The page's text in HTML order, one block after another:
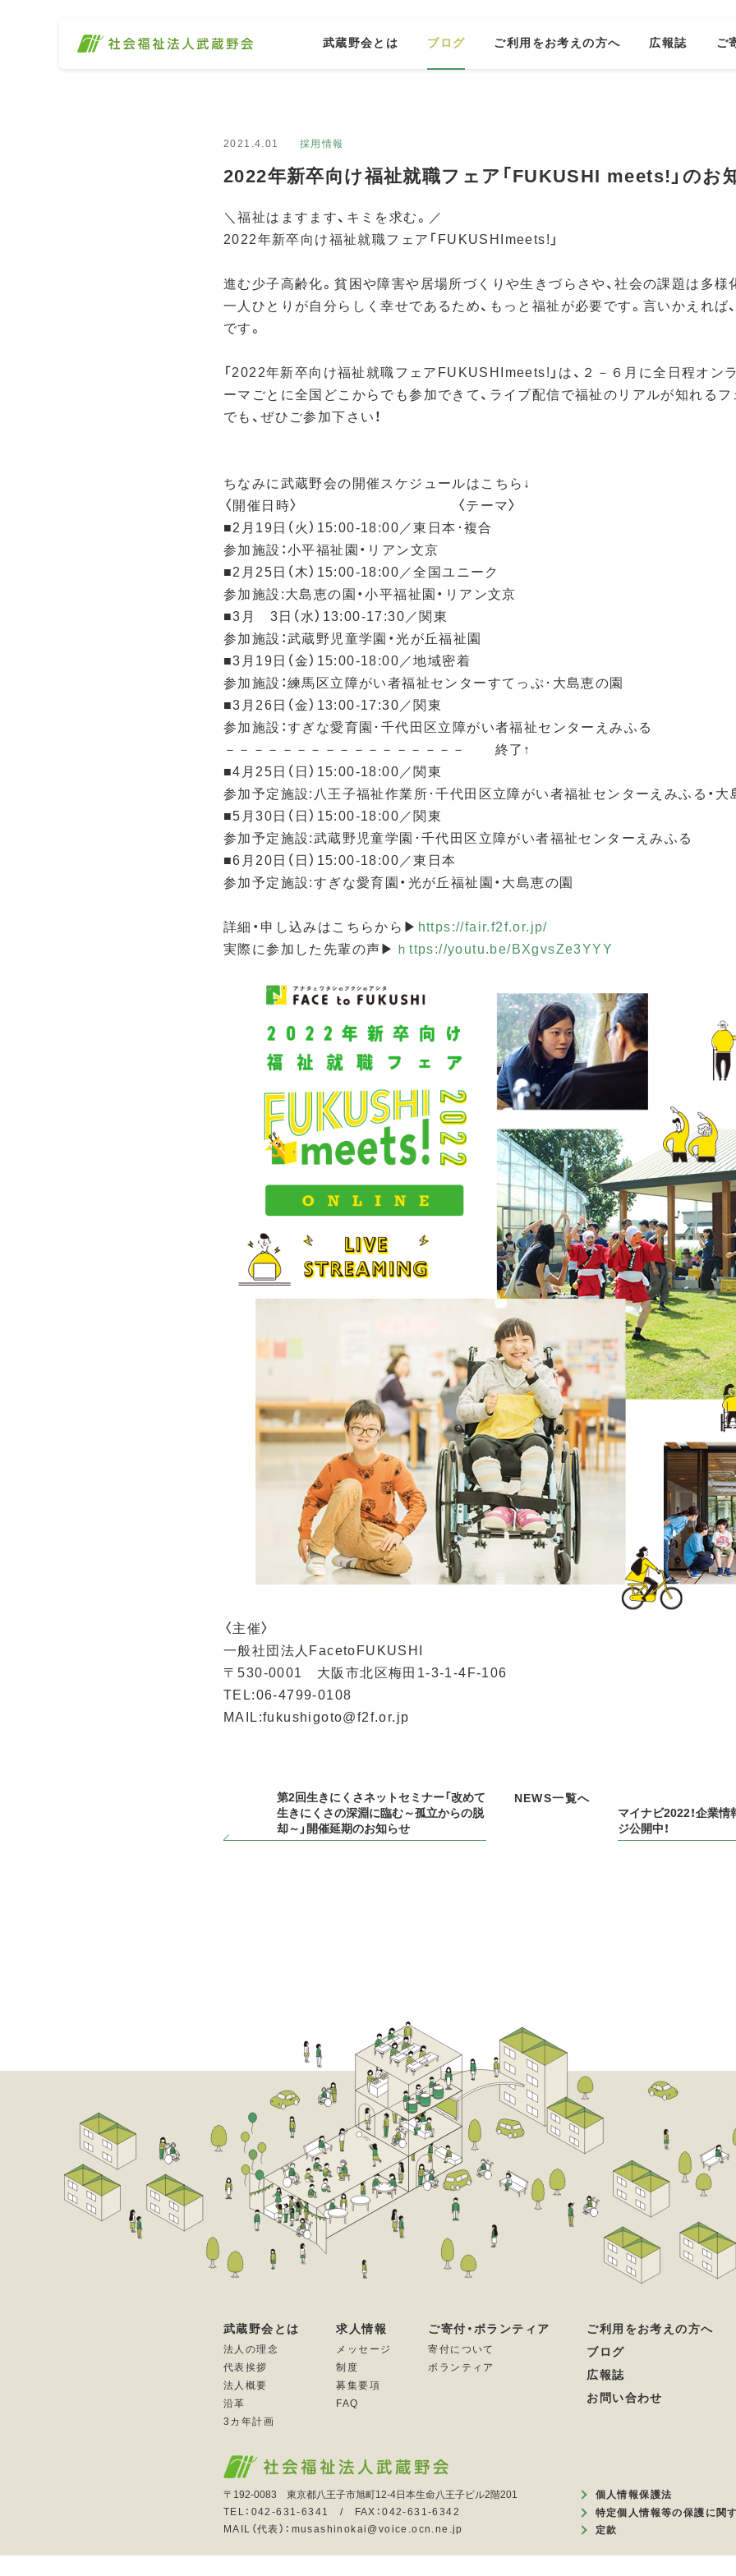
武蔵野会とは ブログ ご利用をお考えの方へ 広報誌 ご
2021.4.01 採用情報
2022年新卒向け福祉就職フェア「FUKUSHI meets!」のお
＼福祉はますます、キミを求む。／
2022年新卒向け福祉就職フェア「FUKUSHImeets!」
進む少子高齢化。貧困や障害や居場所づくりや生きづらさや、社会の課題は多様
一人ひとりが自分らしく幸せであるため、もっと福祉が必要です。言いかえれば
です。
「2022年新卒向け福祉就職フェアFUKUSHImeets!」は、２－６月に全日程オン
ーマごとに全国どこからでも参加できて、ライブ配信で福祉のリアルが知れるフ
でも、ぜひご参加下さい！
ちなみに武蔵野会の開催スケジュールはこちら↓
〈開催日時〉　　　　　　　　　　　〈テーマ〉
■2月19日（火）15:00-18:00／東日本･複合
参加施設：小平福祉園・リアン文京
■2月25日（木）15:00-18:00／全国ユニーク
参加施設:大島恵の園・小平福祉園・リアン文京
■3月　3日（水）13:00-17:30／関東
参加施設：武蔵野児童学園・光が丘福祉園
■3月19日（金）15:00-18:00／地域密着
参加施設：練馬区立障がい者福祉センターすてっぷ･大島恵の園
■3月26日（金）13:00-17:30／関東
参加施設：すぎな愛育園･千代田区立障がい者福祉センターえみふる
－－－－－－－－－－－－－－－－－　　終了↑
■4月25日（日）15:00-18:00／関東
参加予定施設:八王子福祉作業所･千代田区立障がい者福祉センターえみふる・大
■5月30日（日）15:00-18:00／関東
参加予定施設:武蔵野児童学園･千代田区立障がい者福祉センターえみふる
■6月20日（日）15:00-18:00／東日本
参加予定施設:すぎな愛育園・光が丘福祉園・大島恵の園
詳細・申し込みはこちらから▶ https://fair.f2f.or.jp/
実際に参加した先輩の声▶ ｈttps://youtu.be/BXgvsZe3YYY
〈主催〉
一般社団法人FacetoFUKUSHI
〒530-0001　大阪市北区梅田1-3-1-4F-106
TEL:06-4799-0108
MAIL:fukushigoto@f2f.or.jp
第2回生きにくさネットセミナー「改めて
生きにくさの深淵に臨む～孤立からの脱
却～」開催延期のお知らせ
マイナビ2022！企業情
ジ公開中！
NEWS一覧へ
武蔵野会とは
法人の理念
代表挨拶
法人概要
沿革
3カ年計画
求人情報
メッセージ
制度
募集要項
FAQ
ご寄付・ボランティア
寄付について
ボランティア
ご利用をお考えの方へ
ブログ
広報誌
お問い合わせ
〒192-0083 東京都八王子市旭町12-4日本生命八王子ビル2階201
TEL：042-631-6341 / FAX：042-631-6342
MAIL（代表）：musashinokai@voice.ocn.ne.jp
個人情報保護法
特定個人情報等の保護に関
定款